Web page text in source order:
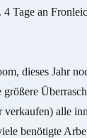
Tage an
dieses Jahr
alle
benötigte